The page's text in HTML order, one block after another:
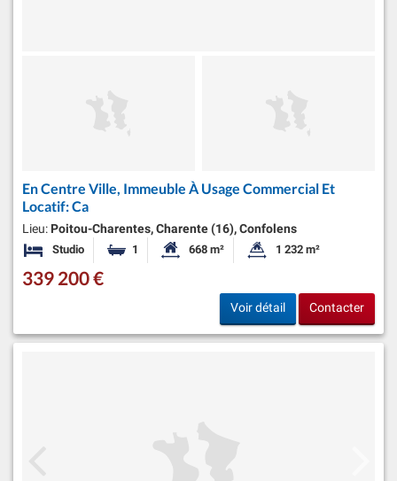
En Centre Ville, Immeuble À Usage Commercial Et
Locatif: Ca
Lieu: Poitou-Charentes, Charente (16), Confolens
Studio Chambres1 Salle de bainSurface habitable:
668 m² Superficie du terrain:
1 232 m²
339 200 €
Voir détail Contacter